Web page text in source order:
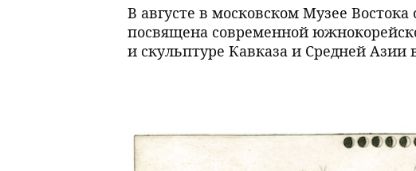
В августе в московском Музее
посвящена современной
и скульптуре Кавказа и Средней